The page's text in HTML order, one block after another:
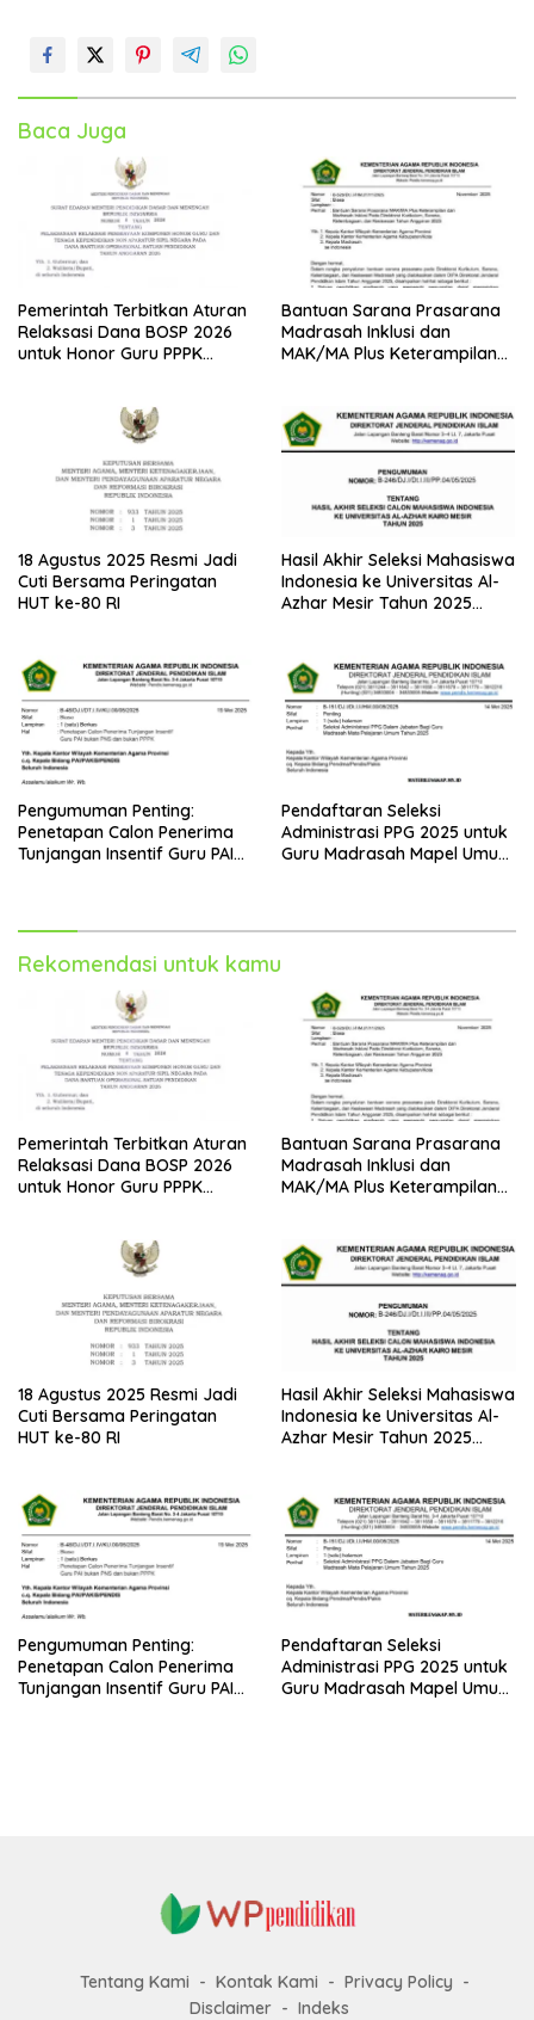
Baca Juga
Pemerintah Terbitkan Aturan
Relaksasi Dana BOSP 2026
untuk Honor Guru PPPK
Bantuan Sarana Prasarana
Madrasah Inklusi dan
MAK/MA Plus Keterampilan
18 Agustus 2025 Resmi Jadi
Cuti Bersama Peringatan
HUT ke-80 RI
Hasil Akhir Seleksi Mahasiswa
Indonesia ke Universitas Al-
Azhar Mesir Tahun 2025
Pengumuman Penting:
Penetapan Calon Penerima
Tunjangan Insentif Guru PAI
Pendaftaran Seleksi
Administrasi PPG 2025 untuk
Guru Madrasah Mapel Umum
Rekomendasi untuk kamu
Pemerintah Terbitkan Aturan
Relaksasi Dana BOSP 2026
untuk Honor Guru PPPK
Bantuan Sarana Prasarana
Madrasah Inklusi dan
MAK/MA Plus Keterampilan
18 Agustus 2025 Resmi Jadi
Cuti Bersama Peringatan
HUT ke-80 RI
Hasil Akhir Seleksi Mahasiswa
Indonesia ke Universitas Al-
Azhar Mesir Tahun 2025
Pengumuman Penting:
Penetapan Calon Penerima
Tunjangan Insentif Guru PAI
Pendaftaran Seleksi
Administrasi PPG 2025 untuk
Guru Madrasah Mapel Umum
Tentang Kami Kontak Kami
Privacy Policy
Disclaimer
Indeks